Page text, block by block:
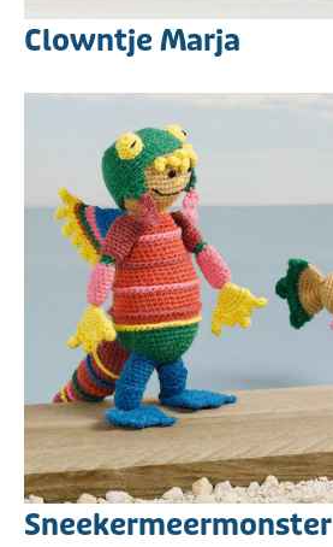
Clowntje Marja
Sneekermeermonster